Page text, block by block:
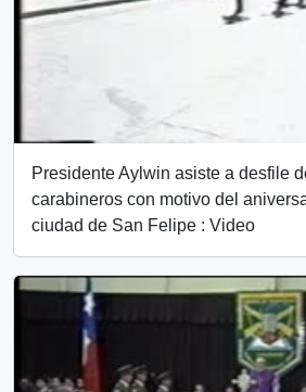
Presidente Aylwin asiste a desfile
carabineros con motivo del
ciudad de San Felipe : Video